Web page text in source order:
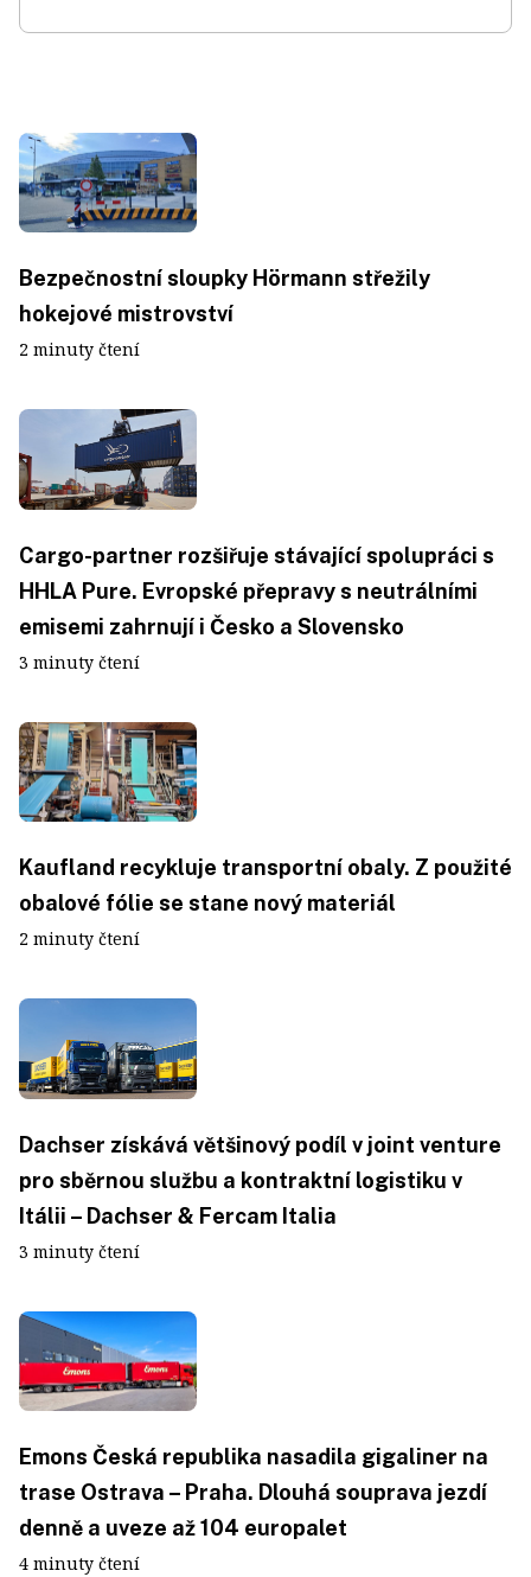
Bezpečnostní sloupky Hörmann střežily
hokejové mistrovství
2 minuty čtení
Cargo-partner rozšiřuje stávající spolupráci s
HHLA Pure. Evropské přepravy s neutrálními
emisemi zahrnují i Česko a Slovensko
3 minuty čtení
Kaufland recykluje transportní obaly. Z použité
obalové fólie se stane nový materiál
2 minuty čtení
Dachser získává většinový podíl v joint venture
pro sběrnou službu a kontraktní logistiku v
Itálii – Dachser & Fercam Italia
3 minuty čtení
Emons Česká republika nasadila gigaliner na
trase Ostrava – Praha. Dlouhá souprava jezdí
denně a uveze až 104 europalet
4 minuty čtení